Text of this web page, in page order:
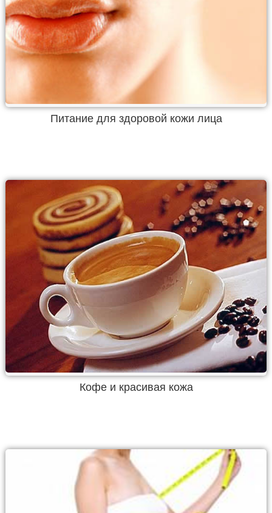
Питание для здоровой кожи лица
Кофе и красивая кожа